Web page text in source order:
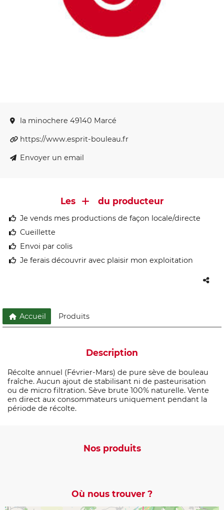
la minochere 49140 Marcé
https://www.esprit-bouleau.fr
Envoyer un email
Les du producteur
Je vends mes productions de façon locale/directe
Cueillette
Envoi par colis
Je ferais découvrir avec plaisir mon exploitation
Accueil Produits
Description
Récolte annuel (Février-Mars) de pure sève de bouleau
fraîche. Aucun ajout de stabilisant ni de pasteurisation
ou de micro filtration. Sève brute 100% naturelle. Vente
en direct aux consommateurs uniquement pendant la
période de récolte.
Nos produits
Où nous trouver ?